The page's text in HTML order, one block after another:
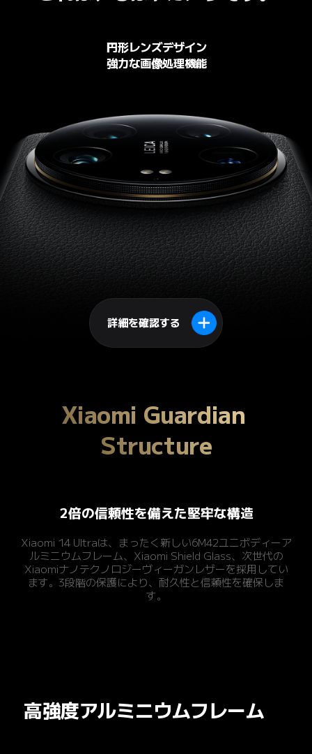
円形レンズデザイン
強力な画像処理機能
詳細を確認する
Xiaomi Guardian
Structure
2倍の信頼性を備えた堅牢な構造
Xiaomi 14 Ultraは、まったく新しい6M42ユニボディーア
ルミニウムフレーム、Xiaomi Shield Glass、次世代の
Xiaomiナノテクノロジーヴィーガンレザーを採用してい
ます。3段階の保護により、耐久性と信頼性を確保しま
す。
高強度アルミニウムフレーム